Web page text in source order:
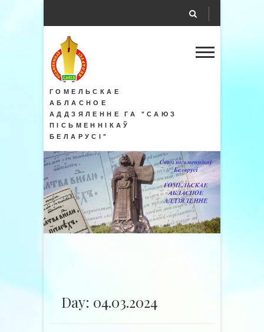
ГОМЕЛЬСКАЕ
АБЛАСНОЕ
АДДЗЯЛЕННЕ ГА "САЮЗ
ПІСЬМЕННІКАЎ
БЕЛАРУСІ"
Day: 04.03.2024